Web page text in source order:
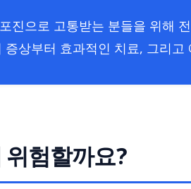
진으로 고통받는 분들을 위해
증상부터 효과적인 치료, 그리
험할까요?